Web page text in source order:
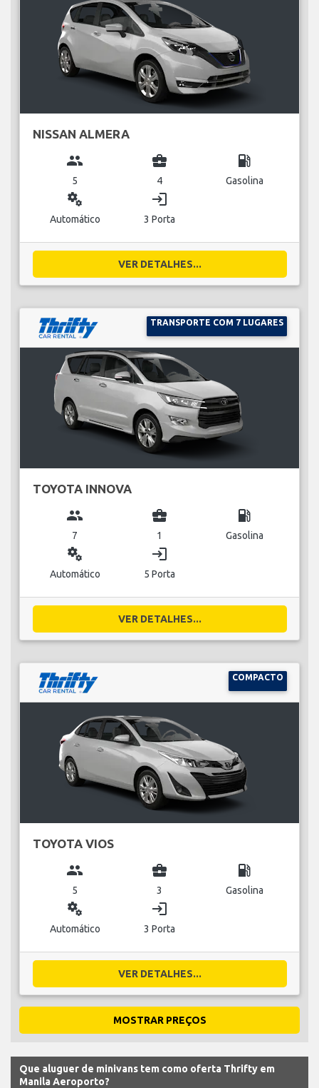
NISSAN ALMERA
group
5
business_center
4
local_gas_station
Gasolina
miscellaneous_services
Automático
login
3 Porta
VER DETALHES...
TRANSPORTE COM 7 LUGARES
TOYOTA INNOVA
group
7
business_center
1
local_gas_station
Gasolina
miscellaneous_services
Automático
login
5 Porta
VER DETALHES...
COMPACTO
TOYOTA VIOS
group
5
business_center
3
local_gas_station
Gasolina
miscellaneous_services
Automático
login
3 Porta
VER DETALHES...
MOSTRAR PREÇOS
Que aluguer de minivans tem como oferta Thrifty em
Manila Aeroporto?